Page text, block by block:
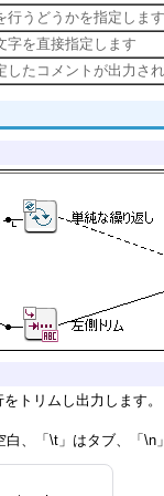
行うどうかを指定します
字を直接指定します
したコメントが出力さ
トリムし出力します。
、「\t」はタブ、「\n